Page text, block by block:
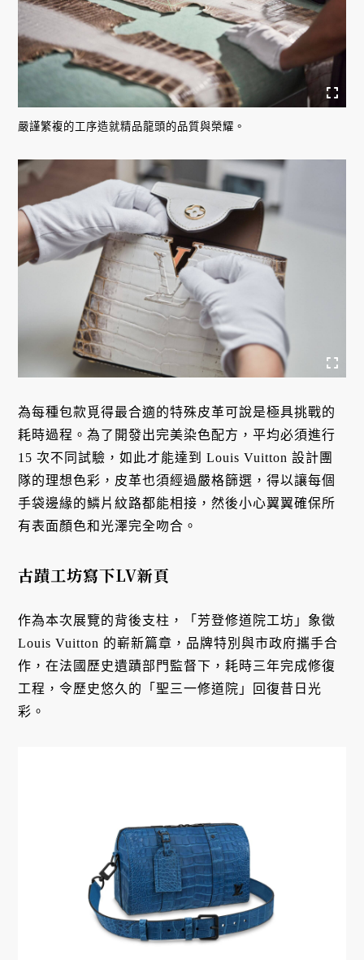
嚴謹繁複的工序造就精品龍頭的品質與榮耀。
為每種包款覓得最合適的特殊皮革可說是極具挑戰的
耗時過程。為了開發出完美染色配方，平均必須進行
15 次不同試驗，如此才能達到 Louis Vuitton 設計團
隊的理想色彩，皮革也須經過嚴格篩選，得以讓每個
手袋邊緣的鱗片紋路都能相接，然後小心翼翼確保所
有表面顏色和光澤完全吻合。
古蹟工坊寫下LV新頁
作為本次展覽的背後支柱，「芳登修道院工坊」象徵
Louis Vuitton 的嶄新篇章，品牌特別與市政府攜手合
作，在法國歷史遺蹟部門監督下，耗時三年完成修復
工程，令歷史悠久的「聖三一修道院」回復昔日光
彩。